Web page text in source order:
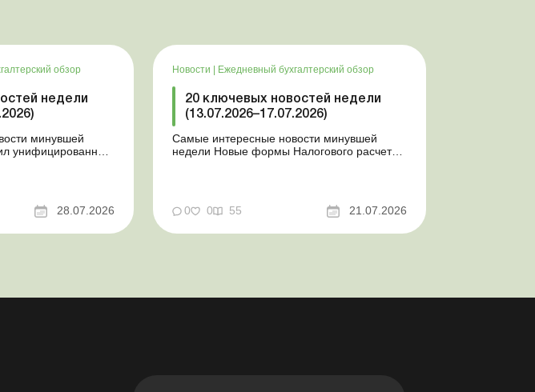
обзор
недели
минувшей
унифицированные
28.07.2026
Новости Ежедневный бухгалтерский обзор
20 ключевых новостей недели
(13.07.2026–17.07.2026)
Самые интересные новости минувшей
недели Новые формы Налогового расчета:
Координационный центр по организации
0 0 55 21.07.2026